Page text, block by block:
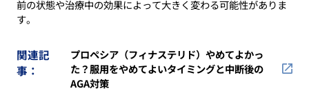
前の状態や治療中の効果によって大きく変わる可能性がありま
す。
関連記
事：
プロペシア（フィナステリド）やめてよかっ
た？服用をやめてよいタイミングと中断後の
AGA対策